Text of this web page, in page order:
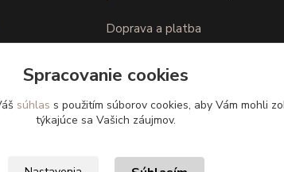
Doprava a platba
Spracovanie cookies
súhlas s použitím súborov cookies, aby Vám mohli
týkajúce sa Vašich záujmov.